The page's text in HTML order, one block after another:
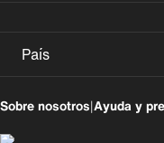
País
Sobre nosotros|Ayuda y